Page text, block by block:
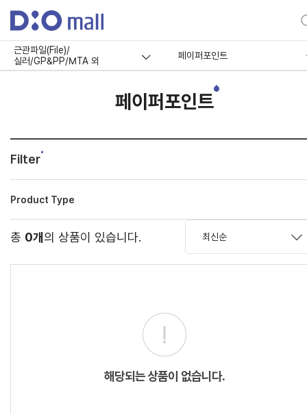
근관파일(File)/
실러/GP&PP/MTA 외
페이퍼포인트
페이퍼포인트
Filter
Product Type
총 0개의 상품이 있습니다.
해당되는 상품이 없습니다.